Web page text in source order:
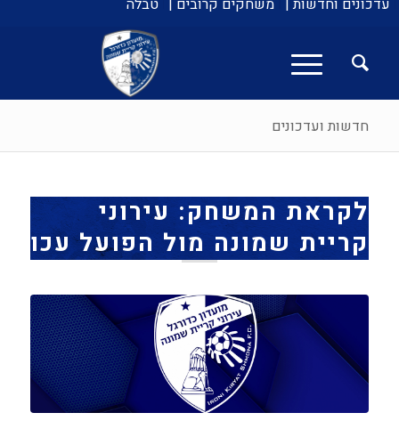
עדכונים וחדשות | משחקים קרובים | טבלה
חדשות ועדכונים
לקראת המשחק: עירוני
קריית שמונה מול הפועל עכו